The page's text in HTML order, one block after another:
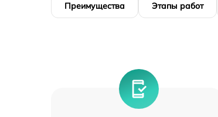
Преимущества Этапы работ